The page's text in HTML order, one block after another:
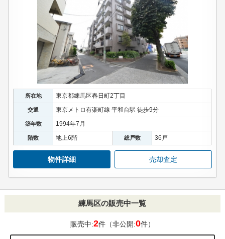
所在地 東京都練馬区春日町2丁目
交通 東京メトロ有楽町線 平和台駅 徒歩9分
築年数 1994年7月
階数 地上6階 総戸数 36戸
物件詳細 売却査定
練馬区の販売中一覧
販売中:2件（非公開:0件）